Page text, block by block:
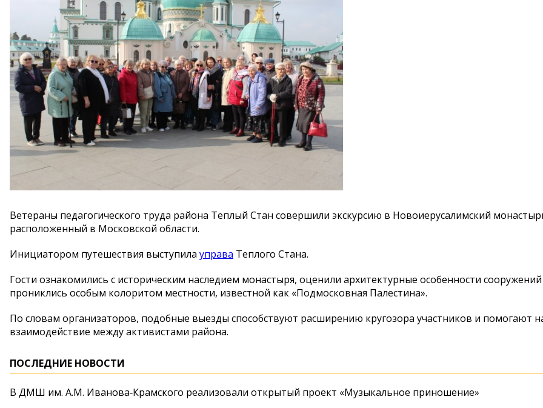
Ветераны педагогического труда района Теплый Стан совершили экскурсию в Новоиерусалимский
расположенный в Московской области.
Инициатором путешествия выступила управа Теплого Стана.
Гости ознакомились с историческим наследием монастыря, оценили архитектурные особенности
прониклись особым колоритом местности, известной как «Подмосковная Палестина».
По словам организаторов, подобные выезды способствуют расширению кругозора участников и помогают
взаимодействие между активистами района.
ПОСЛЕДНИЕ НОВОСТИ
В ДМШ им. А.М. Иванова‑Крамского реализовали открытый проект «Музыкальное приношение»